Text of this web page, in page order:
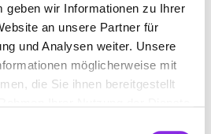
geben wir Informationen zu Ihrer
an unsere Partner für
und Analysen weiter. Unsere
möglicherweise mit
die Sie ihnen bereitgestellt
Montag um 08:00 Uhr